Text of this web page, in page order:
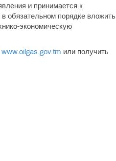
и принимается к
обязательном порядке вложить
экономическую
www.oilgas.gov.tm или получить